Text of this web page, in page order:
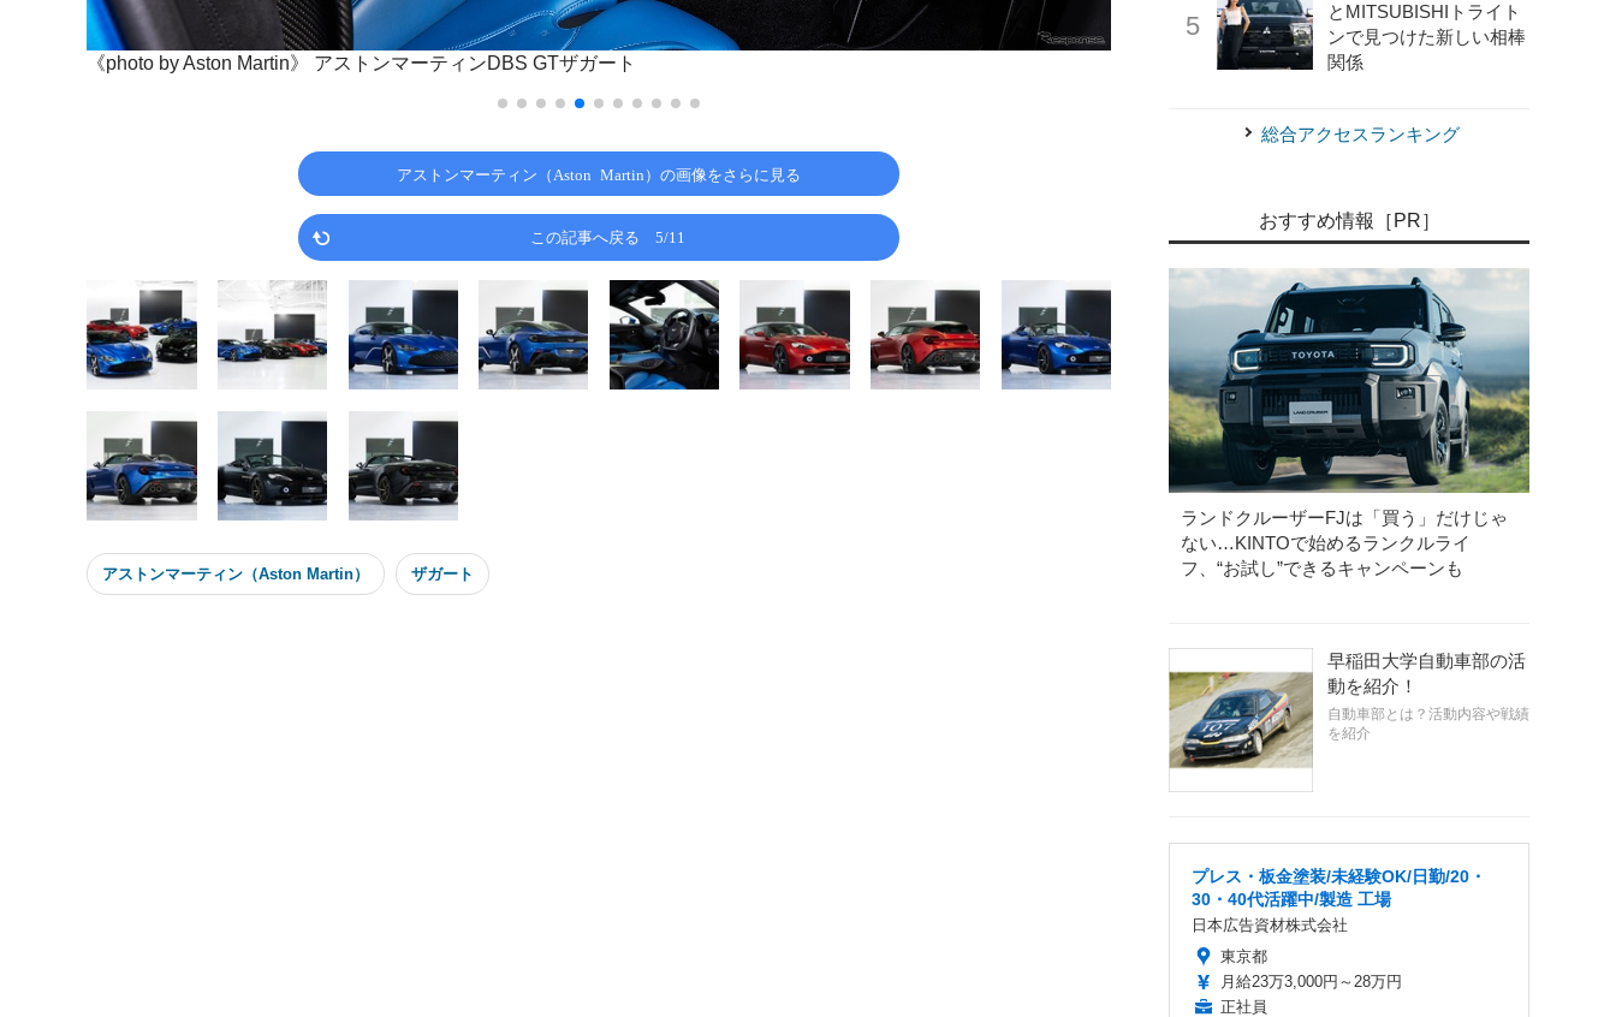
《photo by Aston Martin》 アストンマーティンDBS GTザガート 《photo by Aston Martin》 ヴァンキッシュ・ザガート・シ
アストンマーティン（Aston Martin）の画像をさらに見る
この記事へ戻る 5/11
アストンマーティン（Aston Martin） ザガート
とMITSUBISHIトライト
ンで見つけた新しい相棒
関係
総合アクセスランキング
おすすめ情報［PR］
ランドクルーザーFJは「買う」だけじゃ
ない…KINTOで始めるランクルライ
フ、“お試し”できるキャンペーンも
早稲田大学自動車部の活
動を紹介！
自動車部とは？活動内容や戦績
を紹介
プレス・板金塗装/未経験OK/日勤/20・
30・40代活躍中/製造 工場
日本広告資材株式会社
東京都
月給23万3,000円～28万円
正社員